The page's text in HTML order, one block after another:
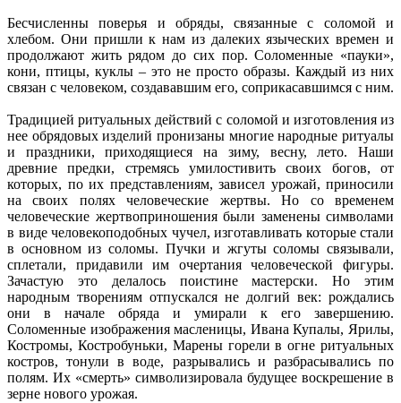
Бесчисленны поверья и обряды, связанные с соломой и
хлебом. Они пришли к нам из далеких языческих времен и
продолжают жить рядом до сих пор. Соломенные «пауки»,
кони, птицы, куклы – это не просто образы. Каждый из них
связан с человеком, создававшим его, соприкасавшимся с ним.
Традицией ритуальных действий с соломой и изготовления из
нее обрядовых изделий пронизаны многие народные ритуалы
и праздники, приходящиеся на зиму, весну, лето. Наши
древние предки, стремясь умилостивить своих богов, от
которых, по их представлениям, зависел урожай, приносили
на своих полях человеческие жертвы. Но со временем
человеческие жертвоприношения были заменены символами
в виде человекоподобных чучел, изготавливать которые стали
в основном из соломы. Пучки и жгуты соломы связывали,
сплетали, придавили им очертания человеческой фигуры.
Зачастую это делалось поистине мастерски. Но этим
народным творениям отпускался не долгий век: рождались
они в начале обряда и умирали к его завершению.
Соломенные изображения масленицы, Ивана Купалы, Ярилы,
Костромы, Костробуньки, Марены горели в огне ритуальных
костров, тонули в воде, разрывались и разбрасывались по
полям. Их «смерть» символизировала будущее воскрешение в
зерне нового урожая.